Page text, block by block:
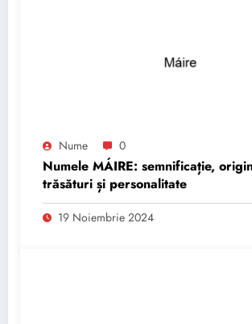
Nume 0
Numele MÁIRE: semnificație,
trăsături și personalitate
19 Noiembrie 2024